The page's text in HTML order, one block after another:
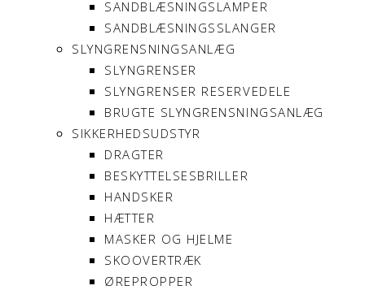
SANDBLÆSNINGSLAMPER
SANDBLÆSNINGSSLANGER
SLYNGRENSNINGSANLÆG
SLYNGRENSER
SLYNGRENSER RESERVEDELE
BRUGTE SLYNGRENSNINGSANLÆG
SIKKERHEDSUDSTYR
DRAGTER
BESKYTTELSESBRILLER
HANDSKER
HÆTTER
MASKER OG HJELME
SKOOVERTRÆK
ØREPROPPER